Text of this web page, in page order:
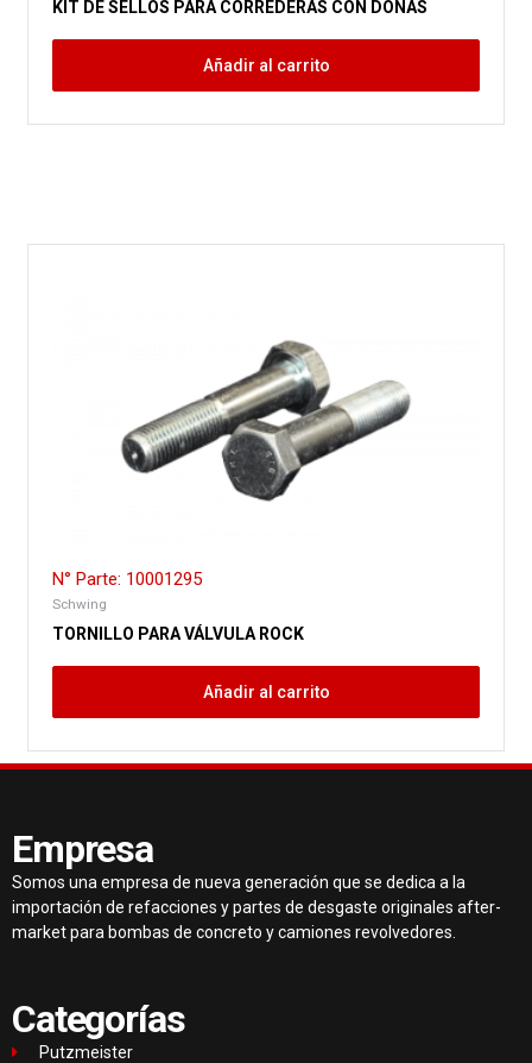
KIT DE SELLOS PARA CORREDERAS CON DONAS
Añadir al carrito
N° Parte: 10001295
Schwing
TORNILLO PARA VÁLVULA ROCK
Añadir al carrito
Empresa
Somos una empresa de nueva generación que se dedica a la
importación de refacciones y partes de desgaste originales after-
market para bombas de concreto y camiones revolvedores.
Categorías
Putzmeister